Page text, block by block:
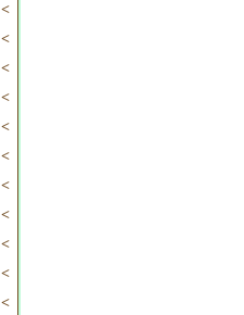
>
>
>
>
>
>
>
>
>
>
>